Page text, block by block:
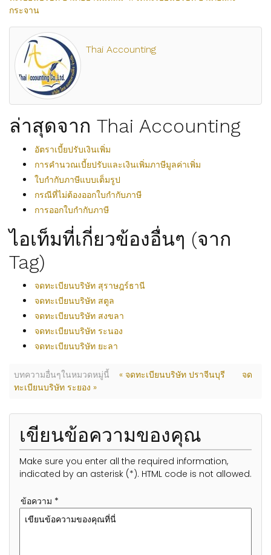
กระจาน
Thai Accounting
ล่าสุดจาก Thai Accounting
อัตราเบี้ยปรับเงินเพิ่ม
การคำนวณเบี้ยปรับและเงินเพิ่มภาษีมูลค่าเพิ่ม
ใบกำกับภาษีแบบเต็มรูป
กรณีที่ไม่ต้องออกใบกำกับภาษี
การออกใบกำกับภาษี
ไอเท็มที่เกี่ยวข้องอื่นๆ (จาก
Tag)
จดทะเบียนบริษัท สุราษฎร์ธานี
จดทะเบียนบริษัท สตูล
จดทะเบียนบริษัท สงขลา
จดทะเบียนบริษัท ระนอง
จดทะเบียนบริษัท ยะลา
บทความอื่นๆในหมวดหมู่นี้ « จดทะเบียนบริษัท ปราจีนบุรี
จด
ทะเบียนบริษัท ระยอง »
เขียนข้อความของคุณ
Make sure you enter all the required information,
indicated by an asterisk (*). HTML code is not allowed.
ข้อความ *